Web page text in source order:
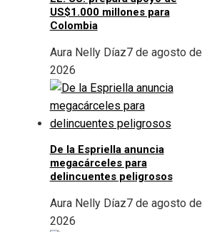
US$1.000 millones para
Colombia
Aura Nelly Díaz7 de agosto de
2026
De la Espriella anuncia
megacárceles para
delincuentes peligrosos
Aura Nelly Díaz7 de agosto de
2026